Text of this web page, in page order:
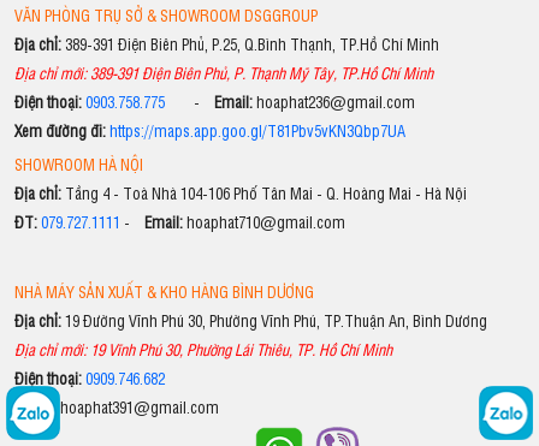
VĂN PHÒNG TRỤ SỞ & SHOWROOM DSGGROUP
Địa chỉ: 389-391 Điện Biên Phủ, P.25, Q.Bình Thạnh, TP.Hồ Chí Minh
Địa chỉ mới: 389-391 Điện Biên Phủ, P. Thạnh Mỹ Tây, TP.Hồ Chí Minh
Điện thoại:0903.758.775- Email:hoaphat236@gmail.com
Xem đường đi:https://maps.app.goo.gl/T81Pbv5vKN3Qbp7UA
SHOWROOM HÀ NỘI
Địa chỉ:Tầng 4 - Toà Nhà 104-106 Phố Tân Mai - Q. Hoàng Mai - Hà Nội
ĐT:079.727.1111 - Email:hoaphat710@gmail.com
NHÀ MÁY SẢN XUẤT & KHO HÀNG BÌNH DƯƠNG
Địa chỉ:19 Đường Vĩnh Phú 30, Phường Vĩnh Phú, TP.Thuận An, Bình Dương
Địa chỉ mới: 19 Vĩnh Phú 30, Phường Lái Thiêu, TP. Hồ Chí Minh
Điện thoại:0909.746.682
Email:hoaphat391@gmail.com